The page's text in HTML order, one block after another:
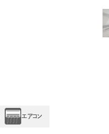
エアコン